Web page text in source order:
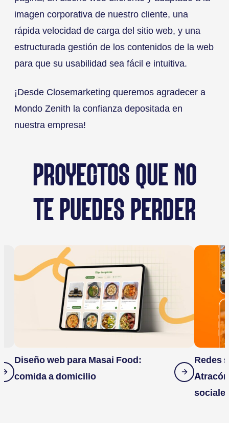
imagen corporativa de nuestro cliente, una
rápida velocidad de carga del sitio web, y una
estructurada gestión de los contenidos de la web
para que su usabilidad sea fácil e intuitiva.
¡Desde Closemarketing queremos agradecer a
Mondo Zenith la confianza depositada en
nuestra empresa!
PROYECTOS QUE NO
TE PUEDES PERDER
Diseño web para Masai Food:
comida a domicilio
Redes